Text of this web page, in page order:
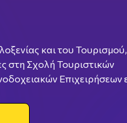
και του Τουρισμού,
στη Σχολή Τουριστικών
την παραμονή τους στο